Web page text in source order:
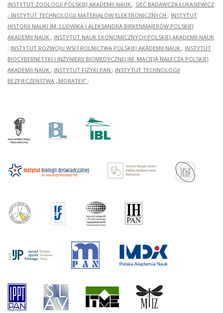
INSTYTUT ZOOLOGII POLSKIEJ AKADEMII NAUK ; SIEĆ BADAWCZA ŁUKASIEWICZ
- INSTYTUT TECHNOLOGII MATERIAŁÓW ELEKTRONICZNYCH ; INSTYTUT
HISTORII NAUKI IM. LUDWIKA I ALEKSANDRA BIRKENMAJERÓW POLSKIEJ
AKADEMII NAUK ; INSTYTUT NAUK EKONOMICZNYCH POLSKIEJ AKADEMII NAUK
; INSTYTUT ROZWOJU WSI I ROLNICTWA POLSKIEJ AKADEMII NAUK ; INSTYTUT
BIOCYBERNETYKI I INŻYNIERII BIOMEDYCZNEJ IM. MACIEJA NAŁĘCZA POLSKIEJ
AKADEMII NAUK ; INSTYTUT FIZYKI PAN ; INSTYTUT TECHNOLOGII
BEZPIECZEŃSTWA „MORATEX” ;